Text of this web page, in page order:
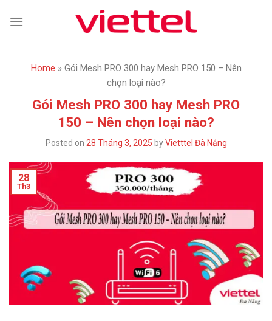
Home » Gói Mesh PRO 300 hay Mesh PRO 150 – Nên
chọn loại nào?
Gói Mesh PRO 300 hay Mesh PRO
150 – Nên chọn loại nào?
Posted on 28 Tháng 3, 2025 byVietttel Đà Nẵng
28
Th3